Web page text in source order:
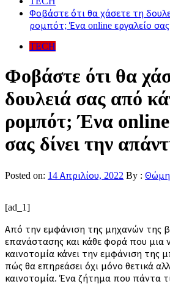
Φοβάστε ότι θα χάσετε τη
ρομπότ; Ένα online εργαλείο
TECH
Φοβάστε ότι θα
δουλειά σας από
ρομπότ; Ένα online
σας δίνει την
Posted on: 14 Απριλίου, 2022 By : Θώμη
[ad_1]
Από την εμφάνιση της μηχανών της
επανάστασης και κάθε φορά που μια
καινοτομία κάνει την εμφάνιση της
πώς θα επηρεάσει όχι μόνο θετικά
καινοτομία. Ένα ζήτημα που πάντα